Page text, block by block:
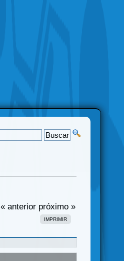
« anterior próximo »
IMPRIMIR